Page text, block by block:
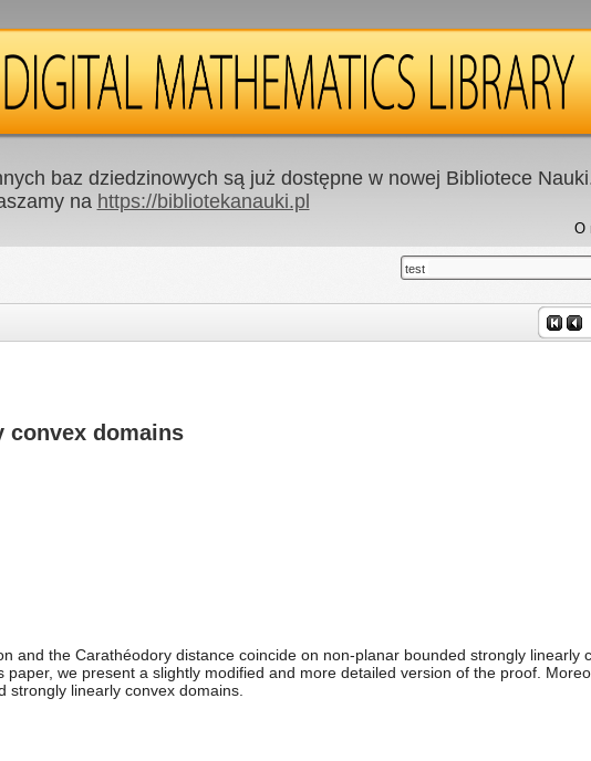
baz dziedzinowych są już dostępne w nowej Bibliotece
na https://bibliotekanauki.pl
O
test
convex domains
and the Carathéodory distance coincide on non-planar bounded strongly linearly
we present a slightly modified and more detailed version of the proof.
linearly convex domains.